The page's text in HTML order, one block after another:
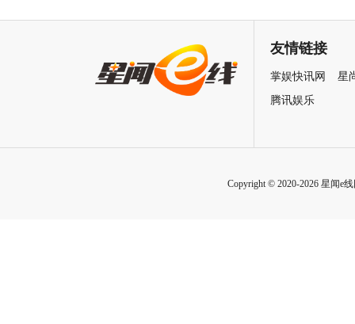
友情链接
掌娱快讯网
星
腾讯娱乐
Copyright © 2020-2026 星闻e